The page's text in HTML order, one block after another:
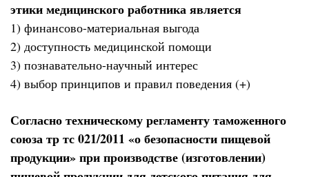
этики медицинского работника является
1) финансово-материальная выгода
2) доступность медицинской помощи
3) познавательно-научный интерес
4) выбор принципов и правил поведения (+)
Согласно техническому регламенту таможенного
союза тр тс 021/2011 «о безопасности пищевой
продукции» при производстве (изготовлении)